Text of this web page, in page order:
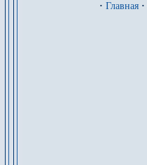
· Главная ·